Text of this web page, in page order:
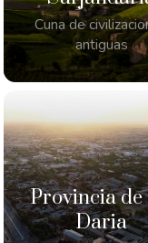
Cuna de
antiguas
Provincia de
Daria